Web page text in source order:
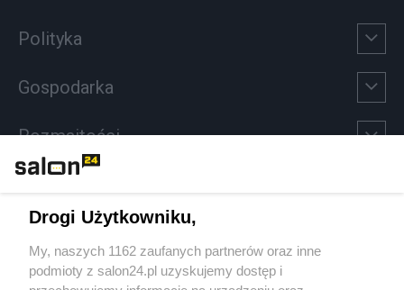
Polityka
Gospodarka
Rozmaitości
Sport
Społeczeństwo
Drogi Użytkowniku,
My, naszych 1162 zaufanych partnerów oraz inne
podmioty z salon24.pl uzyskujemy dostęp i